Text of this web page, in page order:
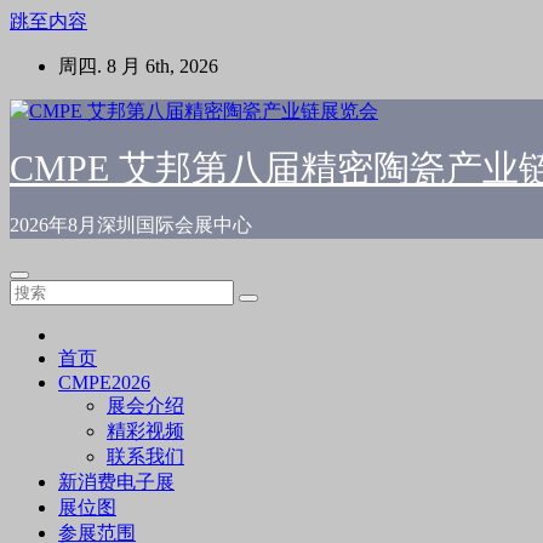
跳至内容
周四. 8 月 6th, 2026
CMPE 艾邦第八届精密陶瓷产业
2026年8月深圳国际会展中心
首页
CMPE2026
展会介绍
精彩视频
联系我们
新消费电子展
展位图
参展范围